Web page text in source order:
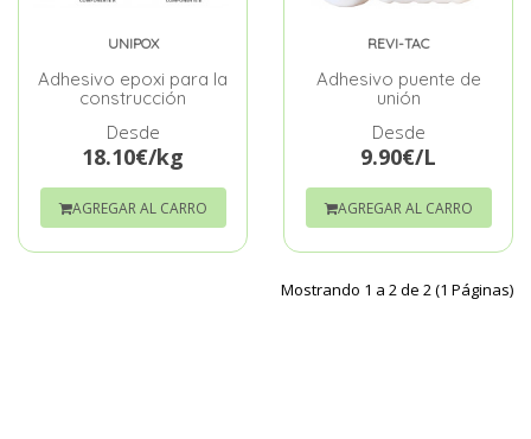
UNIPOX
Adhesivo epoxi para la
construcción
Desde
18.10€/kg
AGREGAR AL CARRO
REVI-TAC
Adhesivo puente de
unión
Desde
9.90€/L
AGREGAR AL CARRO
Mostrando 1 a 2 de 2 (1 Páginas)